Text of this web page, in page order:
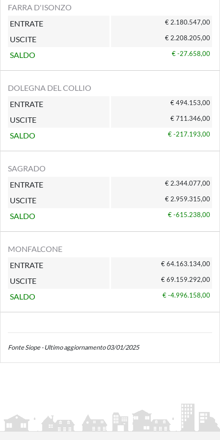
FARRA D'ISONZO
ENTRATE
€ 2.180.547,00
USCITE € 2.208.205,00
SALDO € -27.658,00
DOLEGNA DEL COLLIO
ENTRATE
€ 494.153,00
USCITE € 711.346,00
SALDO € -217.193,00
SAGRADO
ENTRATE
€ 2.344.077,00
USCITE € 2.959.315,00
SALDO € -615.238,00
MONFALCONE
ENTRATE
€ 64.163.134,00
USCITE € 69.159.292,00
SALDO € -4.996.158,00
Fonte Siope - Ultimo aggiornamento 03/01/2025